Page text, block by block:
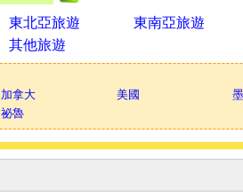
東北亞旅遊
東南亞旅遊
其他旅遊
加拿大 美國
祕魯